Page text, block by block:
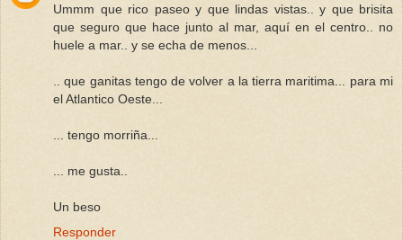
Ummm que rico paseo y que lindas vistas.. y que brisita
que seguro que hace junto al mar, aquí en el centro.. no
huele a mar.. y se echa de menos...
.. que ganitas tengo de volver a la tierra maritima... para mi
el Atlantico Oeste...
... tengo morriña...
... me gusta..
Un beso
Responder